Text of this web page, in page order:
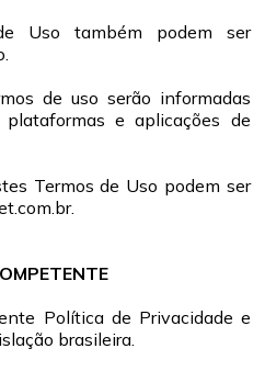
Uso também podem ser
de uso serão informadas
e aplicações de
Termos de Uso podem ser
Política de Privacidade e
brasileira.